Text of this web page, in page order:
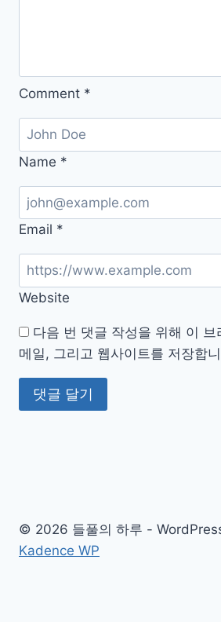
초
자
쉽
게
하
가
이
Comment *
Name *
Email *
Website
다음 번 댓글 작성을 위해 이 브
메일, 그리고 웹사이트를 저장합
© 2026 들풀의 하루 -
Kadence WP